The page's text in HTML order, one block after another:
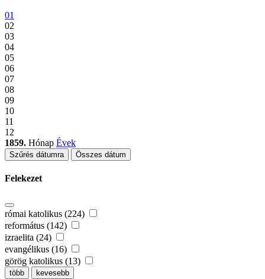
01
02
03
04
05
06
07
08
09
10
11
12
1859. Hónap Évek
Szűrés dátumra Összes dátum
Felekezet
római katolikus (224)
református (142)
izraelita (24)
evangélikus (16)
görög katolikus (13)
több kevesebb